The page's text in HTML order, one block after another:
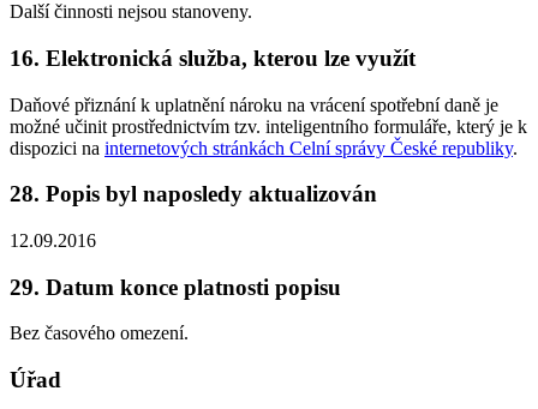
Další činnosti nejsou stanoveny.
16. Elektronická služba, kterou lze využít
Daňové přiznání k uplatnění nároku na vrácení spotřební daně je
možné učinit prostřednictvím tzv. inteligentního formuláře, který je k
dispozici na internetových stránkách Celní správy České republiky.
28. Popis byl naposledy aktualizován
12.09.2016
29. Datum konce platnosti popisu
Bez časového omezení.
Úřad